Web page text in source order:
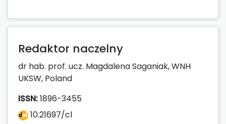
Redaktor naczelny
dr hab. prof. ucz. Magdalena Saganiak, WNH
UKSW, Poland
ISSN:1896-3455
10.21697/cl